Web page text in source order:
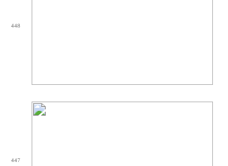
448
447